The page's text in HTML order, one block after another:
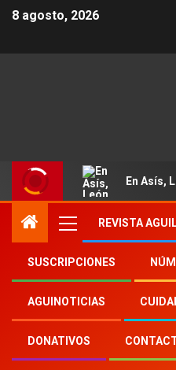
8 agosto, 2026
En Asís,
REVISTA
SUSCRIPCIONES
AGUINOTICIAS
DONATIVOS
Inicio 2021
19
La fraternidad es la
Papa Francisco